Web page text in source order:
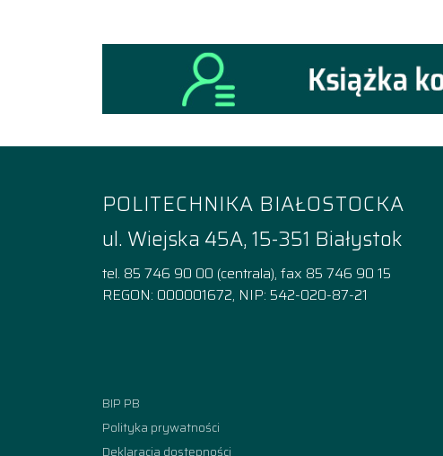
POLITECHNIKA BIAŁOSTOCKA
ul. Wiejska 45A, 15-351 Białystok
tel. 85 746 90 00 (centrala), fax 85 746 90 15
REGON: 000001672, NIP: 542-020-87-21
BIP PB
Polityka prywatności